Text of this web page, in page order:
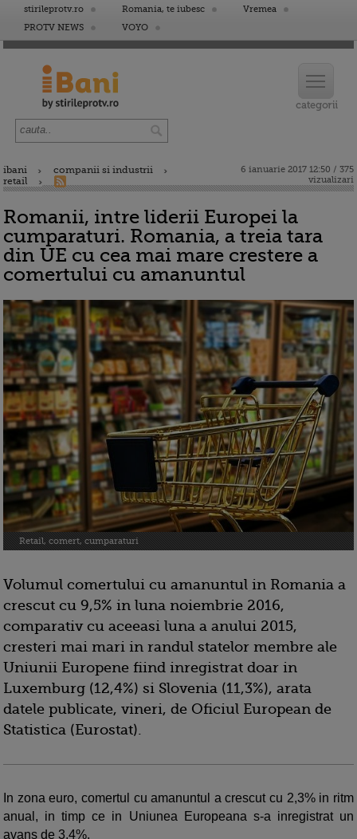
stirileprotv.ro Romania, te iubesc
Vremea
PROTV NEWS
VOYO
ibani
companii si industrii
retail
6 ianuarie 2017 12:50 / 375
vizualizari
Romanii, intre liderii Europei la
cumparaturi. Romania, a treia tara
din UE cu cea mai mare crestere a
comertului cu amanuntul
Retail, comert, cumparaturi
Volumul comertului cu amanuntul in Romania a
crescut cu 9,5% in luna noiembrie 2016,
comparativ cu aceeasi luna a anului 2015,
cresteri mai mari in randul statelor membre ale
Uniunii Europene fiind inregistrat doar in
Luxemburg (12,4%) si Slovenia (11,3%), arata
datele publicate, vineri, de Oficiul European de
Statistica (Eurostat).
In zona euro, comertul cu amanuntul a crescut cu 2,3% in ritm
anual, in timp ce in Uniunea Europeana s-a inregistrat un
avans de 3,4%.